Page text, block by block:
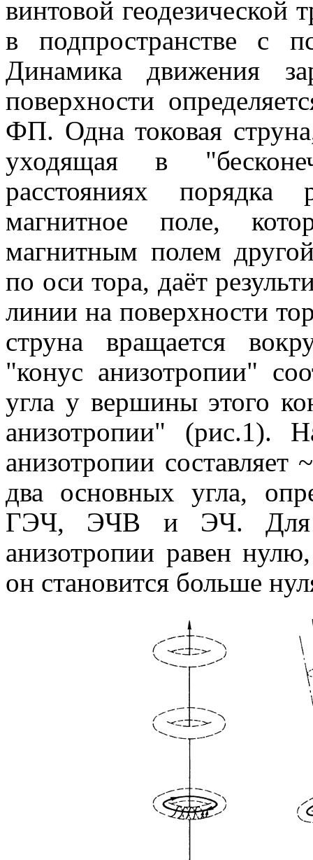
винтовой геодезической
в подпространстве с
Динамика движения
поверхности
ФП. Одна токовая
уходящая в
расстояниях порядка
магнитное поле,
магнитным полем
по оси тора, даёт
линии на поверхности
струна вращается
"конус анизотропии"
угла у вершины этого
анизотропии" (рис.1).
анизотропии
два основных угла,
ГЭЧ, ЭЧВ и ЭЧ. Для
анизотропии равен
он становится больше